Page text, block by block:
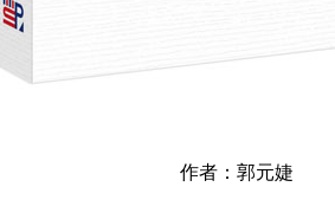
作者：郭元婕